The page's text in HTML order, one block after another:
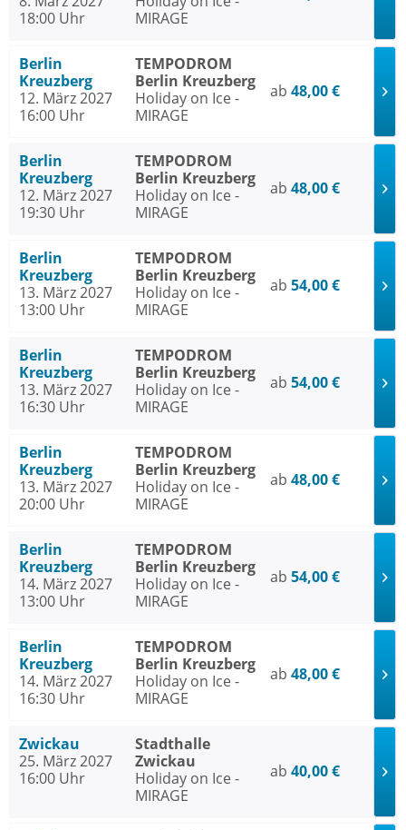
18:00 Uhr
MIRAGE
Berlin
Kreuzberg
12. März 2027
16:00 Uhr
TEMPODROM
Berlin Kreuzberg
Holiday on Ice -
MIRAGE
ab 48,00 €
Berlin
Kreuzberg
12. März 2027
19:30 Uhr
TEMPODROM
Berlin Kreuzberg
Holiday on Ice -
MIRAGE
ab 48,00 €
Berlin
Kreuzberg
13. März 2027
13:00 Uhr
TEMPODROM
Berlin Kreuzberg
Holiday on Ice -
MIRAGE
ab 54,00 €
Berlin
Kreuzberg
13. März 2027
16:30 Uhr
TEMPODROM
Berlin Kreuzberg
Holiday on Ice -
MIRAGE
ab 54,00 €
Berlin
Kreuzberg
13. März 2027
20:00 Uhr
TEMPODROM
Berlin Kreuzberg
Holiday on Ice -
MIRAGE
ab 48,00 €
Berlin
Kreuzberg
14. März 2027
13:00 Uhr
TEMPODROM
Berlin Kreuzberg
Holiday on Ice -
MIRAGE
ab 54,00 €
Berlin
Kreuzberg
14. März 2027
16:30 Uhr
TEMPODROM
Berlin Kreuzberg
Holiday on Ice -
MIRAGE
ab 48,00 €
Zwickau
25. März 2027
16:00 Uhr
Stadthalle
Zwickau
Holiday on Ice -
MIRAGE
ab 40,00 €